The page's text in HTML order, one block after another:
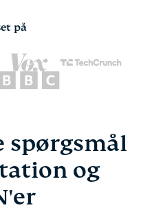
på
spørgsmål
og